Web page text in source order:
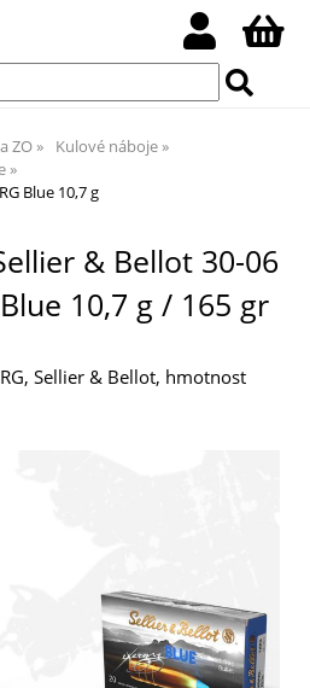
ZO
Kulové náboje
Blue 10,7 g
& Bellot 30-06
10,7 g / 165 gr
Sellier & Bellot, hmotnost